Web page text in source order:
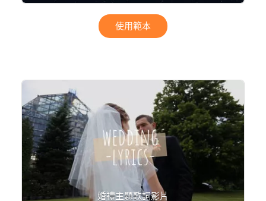
使用範本
婚禮主題歌詞影片